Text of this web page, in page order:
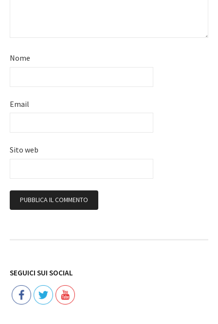
Nome
Email
Sito web
SEGUICI SUI SOCIAL